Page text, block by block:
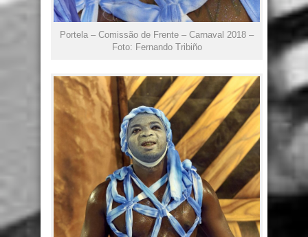
Portela – Comissão de Frente – Carnaval 2018 –
Foto: Fernando Tribiño